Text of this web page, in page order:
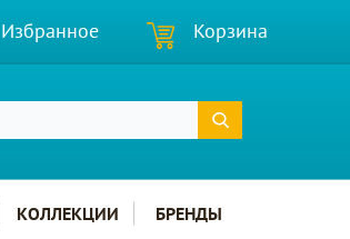
Избранное Корзина
КОЛЛЕКЦИИ БРЕНДЫ